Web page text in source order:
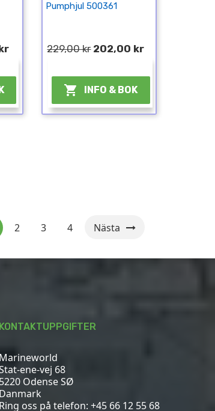
Pumphjul 500361
229,00 kr 202,00 kr
 INFO & BOK
2 3 4 Nästa
KONTAKTUPPGIFTER
Marineworld
ene-vej 68
5220 Odense SØ
Danmark
Ring oss på telefon: +45 66 12 55 68